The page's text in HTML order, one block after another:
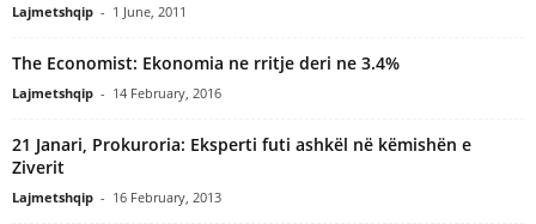
Lajmetshqip - 1 June, 2011
The Economist: Ekonomia ne rritje deri ne 3.4%
Lajmetshqip - 14 February, 2016
21 Janari, Prokuroria: Eksperti futi ashkël në këmishën e
Ziverit
Lajmetshqip - 16 February, 2013